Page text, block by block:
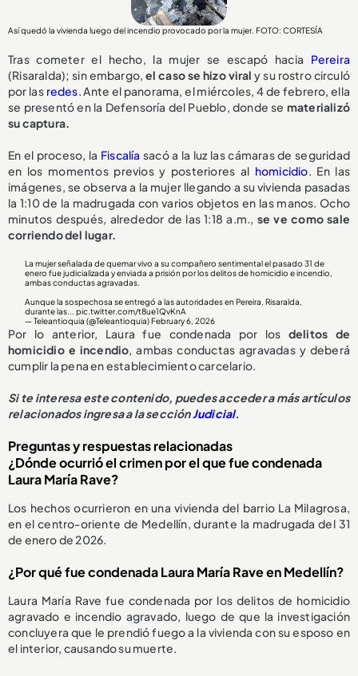
Así quedó la vivienda luego del incendio provocado por la mujer. FOTO: CORTESÍA
Tras cometer el hecho, la mujer se escapó hacia Pereira
(Risaralda); sin embargo, el caso se hizo viral y su rostro circuló
por las redes. Ante el panorama, el miércoles, 4 de febrero, ella
se presentó en la Defensoría del Pueblo, donde se materializó
su captura.
En el proceso, la Fiscalía sacó a la luz las cámaras de seguridad
en los momentos previos y posteriores al homicidio. En las
imágenes, se observa a la mujer llegando a su vivienda pasadas
la 1:10 de la madrugada con varios objetos en las manos. Ocho
minutos después, alrededor de las 1:18 a.m., se ve como sale
corriendo del lugar.
La mujer señalada de quemar vivo a su compañero sentimental el pasado 31 de
enero fue judicializada y enviada a prisión por los delitos de homicidio e incendio,
ambas conductas agravadas.
Aunque la sospechosa se entregó a las autoridades en Pereira, Risaralda,
durante las...pic.twitter.com/t8ue1QvKnA
— Teleantioquia (@Teleantioquia) February 6, 2026
Por lo anterior, Laura fue condenada por los delitos de
homicidio e incendio, ambas conductas agravadas y deberá
cumplir la pena en establecimiento carcelario.
Si te interesa este contenido, puedes acceder a más artículos
relacionados ingresa a la secciónJudicial.
Preguntas y respuestas relacionadas
¿Dónde ocurrió el crimen por el que fue condenada
Laura María Rave?
Los hechos ocurrieron en una vivienda del barrio La Milagrosa,
en el centro-oriente de Medellín, durante la madrugada del 31
de enero de 2026.
¿Por qué fue condenada Laura María Rave en Medellín?
Laura María Rave fue condenada por los delitos de homicidio
agravado e incendio agravado, luego de que la investigación
concluyera que le prendió fuego a la vivienda con su esposo en
el interior, causando su muerte.